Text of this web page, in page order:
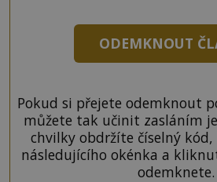
ODEMKNOUT
Pokud si přejete odemknout
můžete tak učinit zasláním
chvilky obdržíte číselný
následujícího okénka a
odemknete.